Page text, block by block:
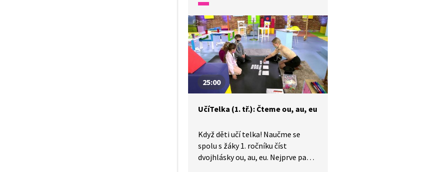
které nám s rozpoznáváním
pomohou.
25:00
UčíTelka (1. tř.): Čteme ou, au, eu
Když děti učí telka! Naučme se
spolu s žáky 1. ročníku číst
dvojhlásky ou, au, eu. Nejprve paní